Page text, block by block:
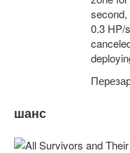
0.3 HP/
шанс